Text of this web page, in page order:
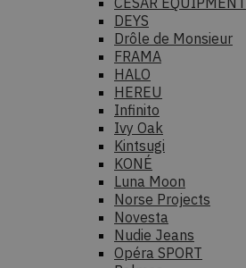
DEYS
Drôle de Monsieur
FRAMA
HALO
HEREU
Infinito
Ivy Oak
Kintsugi
KONÉ
Luna Moon
Norse Projects
Novesta
Nudie Jeans
Opéra SPORT